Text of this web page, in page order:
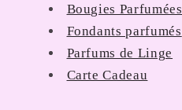
Bougies Parfumées
Fondants parfumés
Parfums de Linge
Carte Cadeau